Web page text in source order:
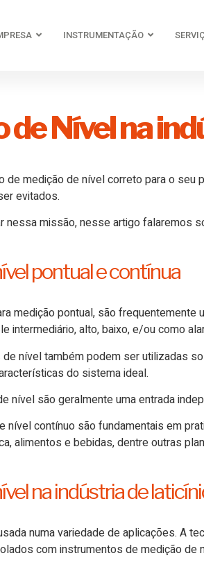
INSTRUMENTAÇÃO
de Nível na
demedição de nívelcorreto para o seu
evitados.
nessa missão, nesse artigo falaremos
pontual e contínua
medição pontual, são
intermediário, alto, baixo, e/ou como
nível também podem ser utilizadas
do sistema ideal.
nível são geralmente uma entrada
nível contínuo são fundamentais em
alimentos e bebidas, dentre outras
na indústria de
numa variedade de aplicações. A
com instrumentos de medição de